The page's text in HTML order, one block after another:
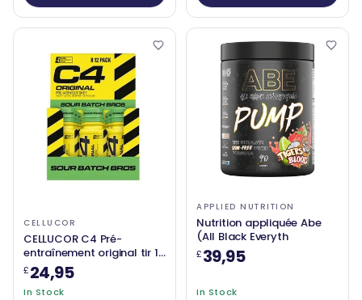
CELLUCOR
CELLUCOR C4 Pré-
entraînement original tir 12
x 60 ml
£24,95
In Stock
APPLIED NUTRITION
Nutrition appliquée Abe
(All Black Everyth
£39,95
In Stock